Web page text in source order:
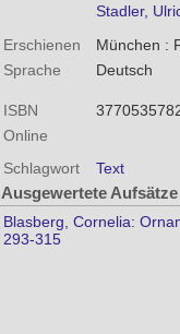
Stadler,
Erschienen
München :
Sprache
Deutsch
ISBN
Online
Schlagwort
Text
Ausgewertete Aufsätze
Blasberg, Cornelia:
293-315